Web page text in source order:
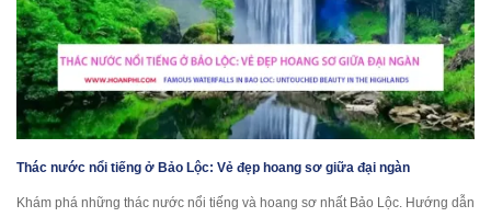
Thác nước nổi tiếng ở Bảo Lộc: Vẻ đẹp hoang sơ giữa đại ngàn
Khám phá những thác nước nổi tiếng và hoang sơ nhất Bảo Lộc. Hướng dẫn